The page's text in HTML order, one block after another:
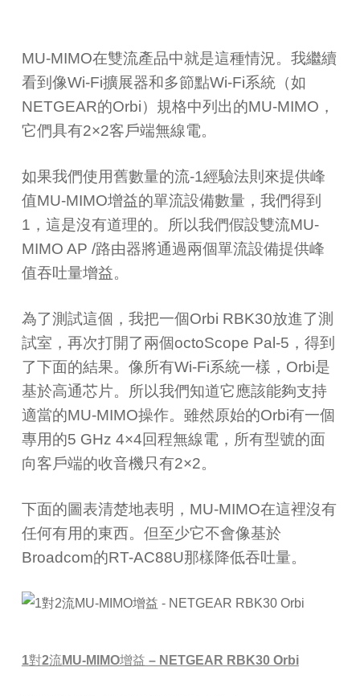
MU-MIMO在雙流產品中就是這種情況。我繼續
看到像Wi-Fi擴展器和多節點Wi-Fi系統（如
NETGEAR的Orbi）規格中列出的MU-MIMO ，
它們具有2×2客戶端無線電。
如果我們使用舊數量的流-1經驗法則來提供峰
值MU-MIMO增益的單流設備數量，我們得到
1 ，這是沒有道理的。所以我們假設雙流MU-
MIMO AP /路由器將通過兩個單流設備提供峰
值吞吐量增益。
為了測試這個，我把一個Orbi RBK30放進了測
試室，再次打開了兩個octoScope Pal-5 ，得到
了下面的結果。像所有Wi-Fi系統一樣， Orbi是
基於高通芯片。所以我們知道它應該能夠支持
適當的MU-MIMO操作。雖然原始的Orbi有一個
專用的5 GHz 4×4回程無線電，所有型號的面
向客戶端的收音機只有2×2。
下面的圖表清楚地表明， MU-MIMO在這裡沒有
任何有用的東西。但至少它不會像基於
Broadcom的RT-AC88U那樣降低吞吐量。
1對2流MU-MIMO增益 – NETGEAR RBK30 Orbi